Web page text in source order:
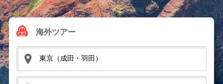
o
n
海外ツアー